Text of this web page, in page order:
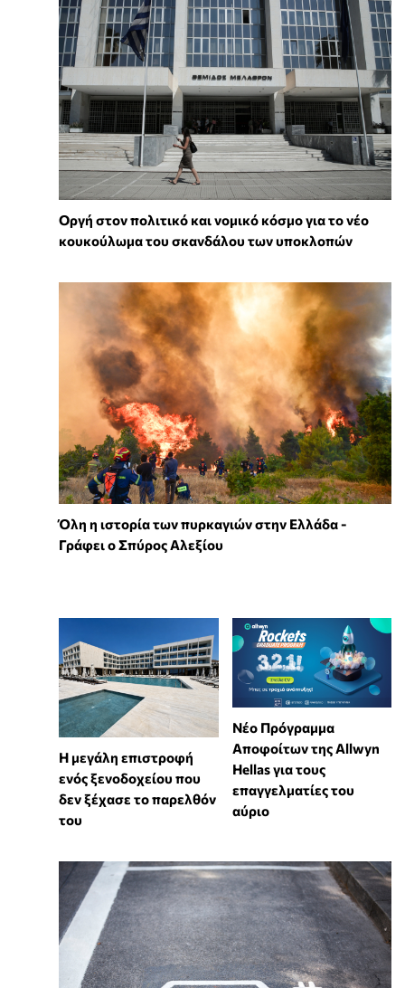
Οργή στον πολιτικό και νομικό κόσμο για το νέο
κουκούλωμα του σκανδάλου των υποκλοπών
Όλη η ιστορία των πυρκαγιών στην Ελλάδα -
Γράφει ο Σπύρος Αλεξίου
Η μεγάλη επιστροφή
ενός ξενοδοχείου που
δεν ξέχασε το παρελθόν
του
Νέο Πρόγραμμα
Αποφοίτων της Allwyn
Hellas για τους
επαγγελματίες του
αύριο